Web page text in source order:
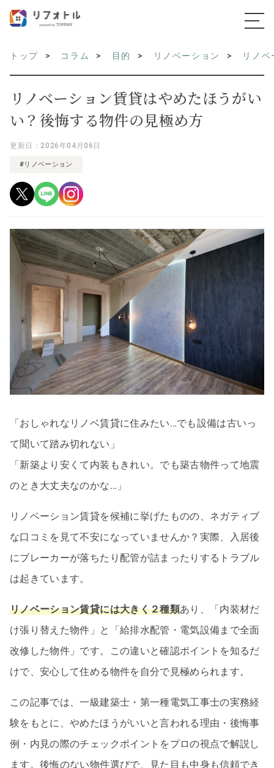
トップ コラム 目的 リノベーション リノ
リノベーション賃貸はやめたほうがい
い？後悔する物件の見極め方
更新日：2026年04月06日
#リノベーション
「おしゃれなリノベ賃貸に住みたい…でも設備は古いっ
て聞いて踏み切れない」
「新築より安くて内装もきれい。でも築古物件って地震
のとき大丈夫なのかな…」
リノベーション賃貸を候補に挙げたものの、ネガティブ
な口コミを見て不安になっていませんか？実際、入居後
にブレーカーが落ちたり配管が詰まったりするトラブル
は起きています。
リノベーション賃貸には大きく２種類あり、「内装材だ
け張り替えた物件」と「給排水配管・電気設備まで全面
改修した物件」です。この違いと確認ポイントを知るだ
けで、安心して住める物件を自分で見極められます。
この記事では、一級建築士・第一種電気工事士の実務経
験をもとに、やめたほうがいいと言われる理由・後悔事
例・内見の際のチェックポイントをプロの視点で解説し
ます。後悔のない物件選びで、見た目も中身も信頼でき